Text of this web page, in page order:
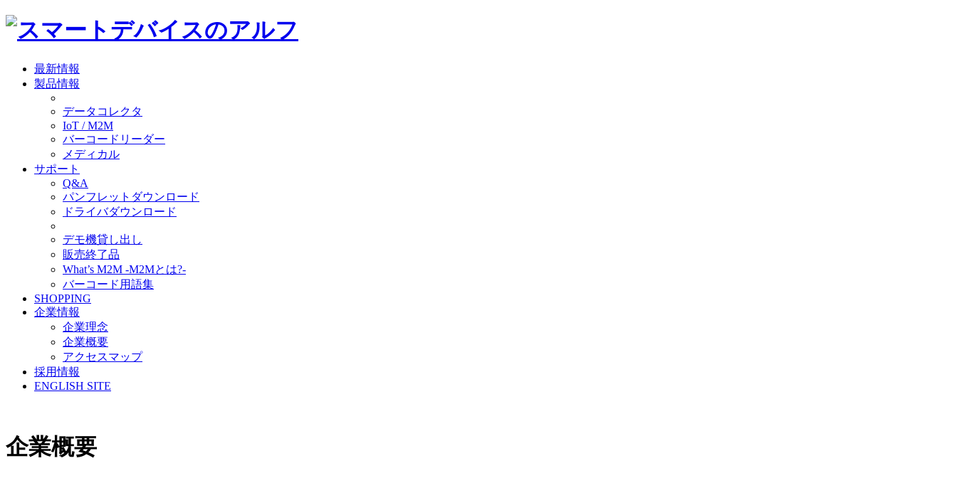
最新情報
製品情報
データコレクタ
IoT / M2M
バーコードリーダー
メディカル
サポート
Q&A
パンフレットダウンロード
ドライバダウンロード
デモ機貸し出し
販売終了品
What’s M2M -M2Mとは?-
バーコード用語集
SHOPPING
企業情報
企業理念
企業概要
アクセスマップ
採用情報
ENGLISH SITE
企業概要